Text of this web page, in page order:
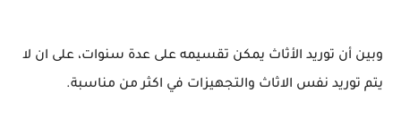
وبين أن توريد الأثاث يمكن تقسيمه على عدة سنوات، على ان لا
يتم توريد نفس الاثاث والتجهيزات في اكثر من مناسبة.